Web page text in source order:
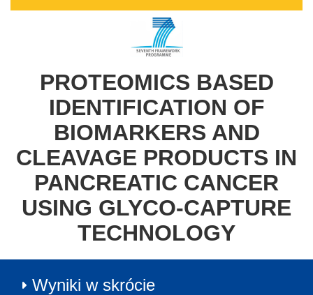
PROTEOMICS BASED
IDENTIFICATION OF
BIOMARKERS AND
CLEAVAGE PRODUCTS IN
PANCREATIC CANCER
USING GLYCO-CAPTURE
TECHNOLOGY
Wyniki w skrócie